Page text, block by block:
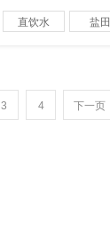
直饮水 盐田
3 4 下一页